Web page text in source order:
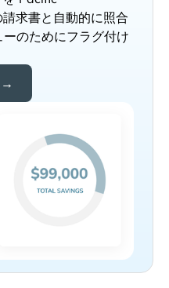
請求書と自動的に照合
のためにフラグ付け
→